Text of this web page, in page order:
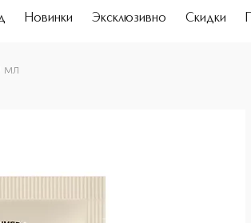
Новинки Эксклюзивно Скидки
мл